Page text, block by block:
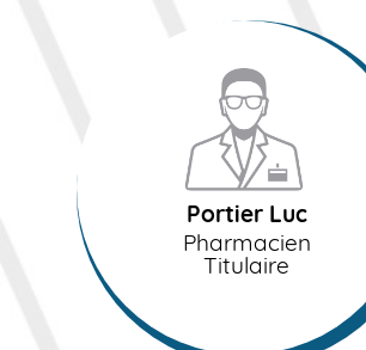
Portier Luc
Pharmacien
Titulaire
Portier Luc
Pharmacien
Titulaire